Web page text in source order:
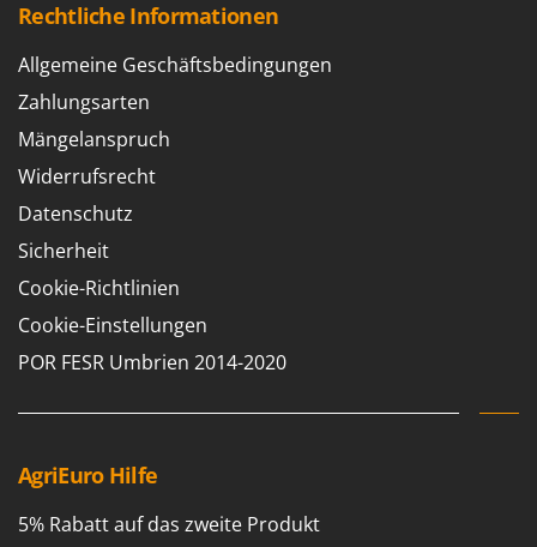
Rechtliche Informationen
Allgemeine Geschäftsbedingungen
Zahlungsarten
Mängelanspruch
Widerrufsrecht
Datenschutz
Sicherheit
Cookie-Richtlinien
Cookie-Einstellungen
POR FESR Umbrien 2014-2020
AgriEuro Hilfe
5% Rabatt auf das zweite Produkt